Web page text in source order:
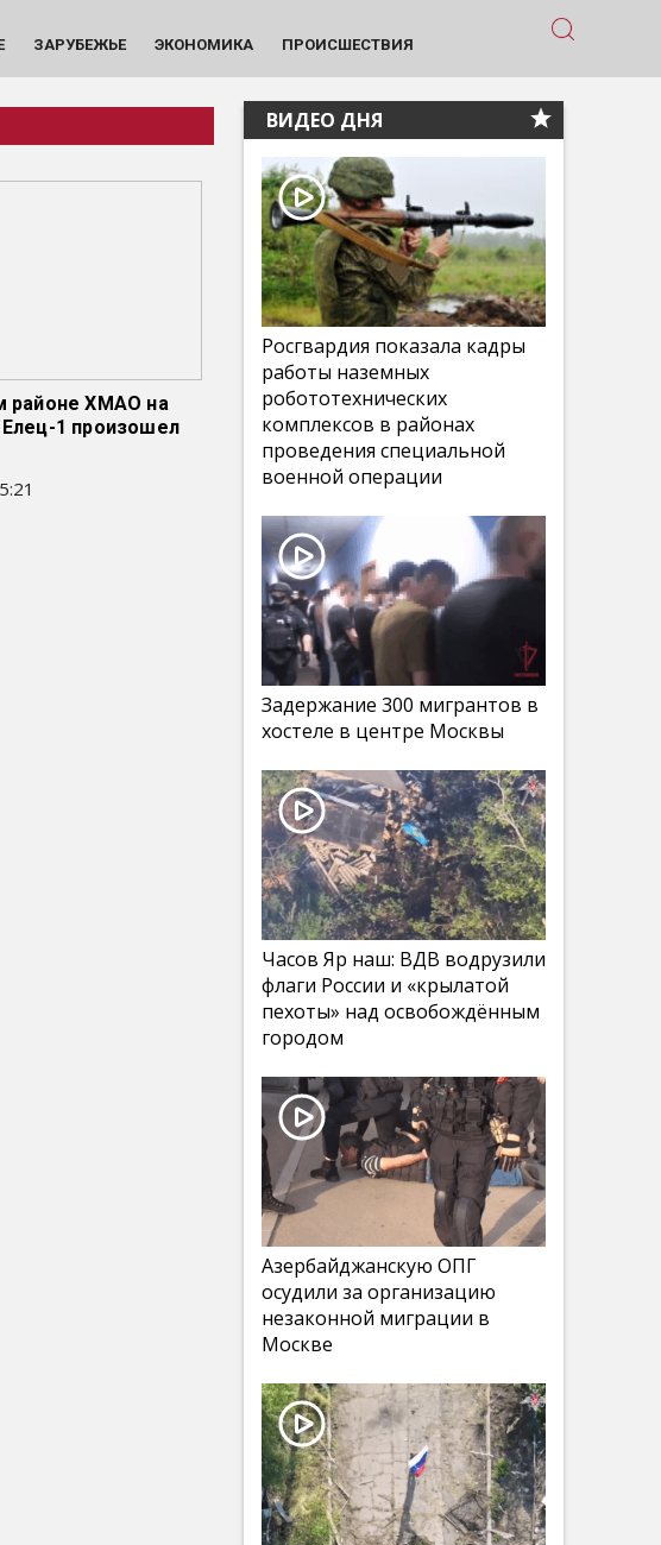
ЗАРУБЕЖЬЕ ЭКОНОМИКА ПРОИСШЕСТВИЯ
районе ХМАО на
1 произошел
ВИДЕО ДНЯ
Росгвардия показала кадры
работы наземных
робототехнических
комплексов в районах
проведения специальной
военной операции
Задержание 300 мигрантов в
хостеле в центре Москвы
Часов Яр наш: ВДВ водрузили
флаги России и «крылатой
пехоты» над освобождённым
городом
Азербайджанскую ОПГ
осудили за организацию
незаконной миграции в
Москве